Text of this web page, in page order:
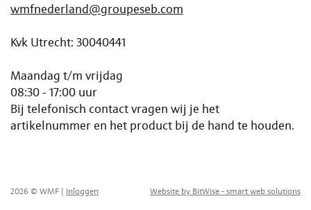
wmfnederland@groupeseb.com
Kvk Utrecht: 30040441
Maandag t/m vrijdag
08:30 - 17:00 uur
Bij telefonisch contact vragen wij je het
artikelnummer en het product bij de hand te houden.
Website by BitWise - smart web solutions
2026 © WMF Inloggen